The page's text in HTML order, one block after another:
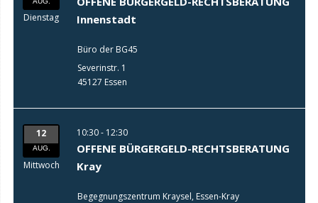
Dienstag
Innenstadt
Büro der BG45
Severinstr. 1
45127 Essen
12
AUG.
Mittwoch
10:30 - 12:30
OFFENE BÜRGERGELD-RECHTSBERATUNG
Kray
Begegnungszentrum Kraysel, Essen-Kray